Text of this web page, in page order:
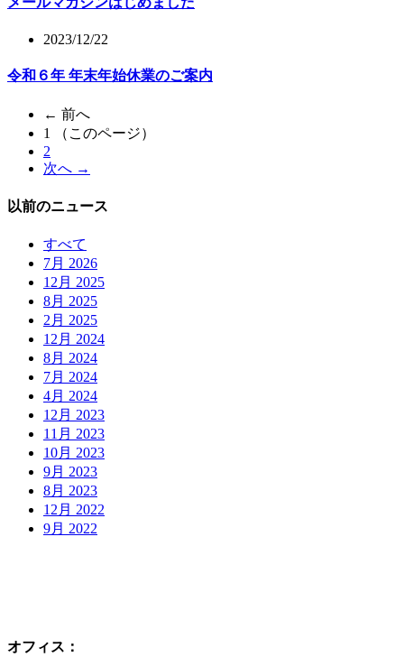
2023/12/22
令和６年 年末年始休業のご案内
← 前へ
1
（このページ）
2
次へ →
以前のニュース
すべて
7月 2026
12月 2025
8月 2025
2月 2025
12月 2024
8月 2024
7月 2024
4月 2024
12月 2023
11月 2023
10月 2023
9月 2023
8月 2023
12月 2022
9月 2022
オフィス：